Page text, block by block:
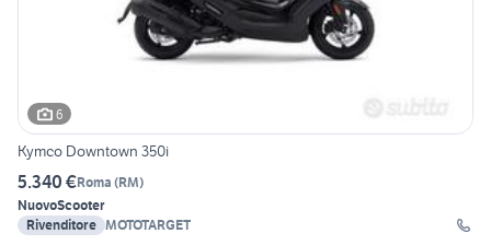
6
Kymco Downtown 350i
5.340 €Roma (RM)
NuovoScooter
Rivenditore MOTOTARGET